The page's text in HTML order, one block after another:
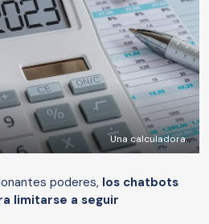
Una calculadora.
poderes, los chatbots
limitarse a seguir